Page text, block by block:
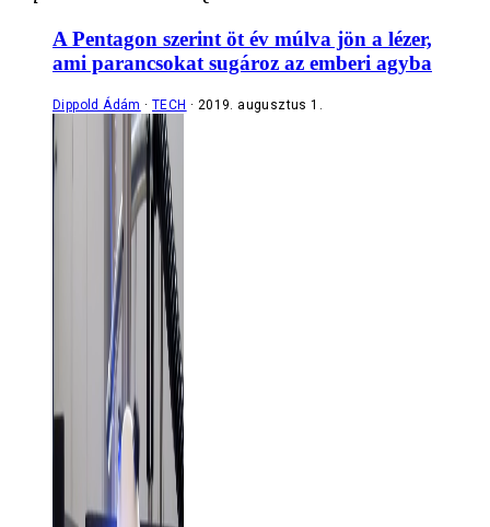
A Pentagon szerint öt év múlva jön a lézer,
ami parancsokat sugároz az emberi agyba
Dippold Ádám TECH 2019. augusztus 1.